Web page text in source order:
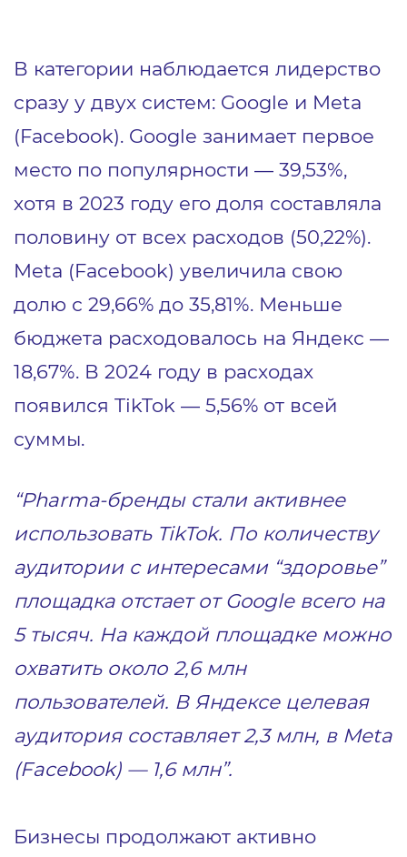
В категории наблюдается лидерство
сразу у двух систем: Google и Meta
(Facebook). Google занимает первое
место по популярности — 39,53%,
хотя в 2023 году его доля составляла
половину от всех расходов (50,22%).
Meta (Facebook) увеличила свою
долю с 29,66% до 35,81%. Меньше
бюджета расходовалось на Яндекс —
18,67%. В 2024 году в расходах
появился TikTok — 5,56% от всей
суммы.
“Pharmа-бренды стали активнее
использовать TikTok. По количеству
аудитории с интересами “здоровье”
площадка отстает от Google всего на
5 тысяч. На каждой площадке можно
охватить около 2,6 млн
пользователей. В Яндексе целевая
аудитория составляет 2,3 млн, в Meta
(Facebook) — 1,6 млн”.
Бизнесы продолжают активно